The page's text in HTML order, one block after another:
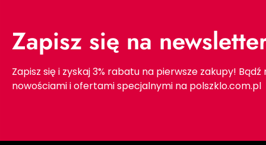
Zapisz się na
Zapisz się i zyskaj 3% rabatu na pierwsze zakupy!
nowościami i ofertami specjalnymi na polszklo.com.pl